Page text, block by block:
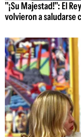
"¡Su Majestad!": El
volvieron a saludarse